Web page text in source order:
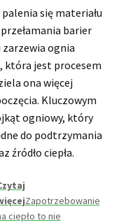
się materiału
barier
ognia
która jest procesem
ona więcej
Kluczowym
ogniowy, który
do podtrzymania
źródło ciepła.
Zapotrzebowanie
ciepło to nie